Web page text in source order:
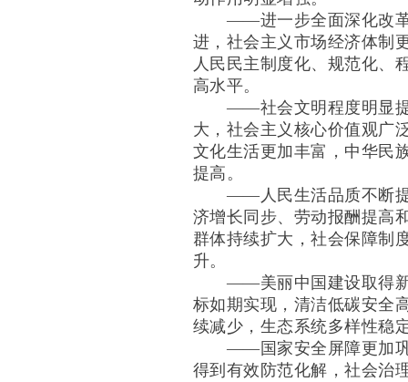
——进一步全面深化改革
进，社会主义市场经济体制
人民民主制度化、规范化、
高水平。
——社会文明程度明显提
大，社会主义核心价值观广
文化生活更加丰富，中华民
提高。
——人民生活品质不断提
济增长同步、劳动报酬提高
群体持续扩大，社会保障制
升。
——美丽中国建设取得新
标如期实现，清洁低碳安全
续减少，生态系统多样性稳
——国家安全屏障更加巩
得到有效防范化解，社会治